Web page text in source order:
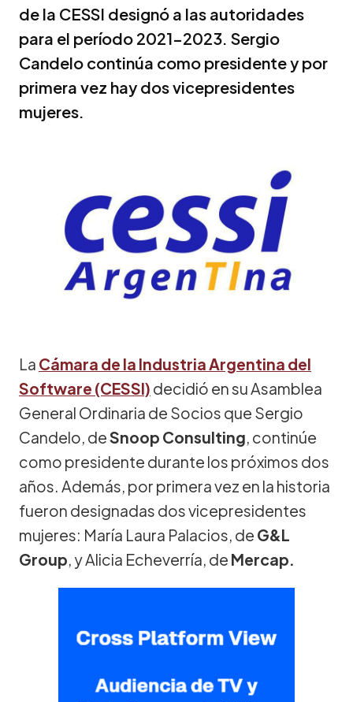
de la CESSI designó a las autoridades
para el período 2021-2023. Sergio
Candelo continúa como presidente y por
primera vez hay dos vicepresidentes
mujeres.
La Cámara de la Industria Argentina del
Software (CESSI) decidió en su Asamblea
General Ordinaria de Socios que Sergio
Candelo, deSnoop Consulting, continúe
como presidente durante los próximos dos
años. Además, por primera vez en la historia
fueron designadas dos vicepresidentes
mujeres: María Laura Palacios, de G&L
Group, y Alicia Echeverría, de Mercap.